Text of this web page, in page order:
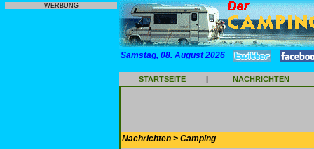
WERBUNG
Samstag, 08. August 2026
STARTSEITE | NACHRICHTEN
Nachrichten > Camping